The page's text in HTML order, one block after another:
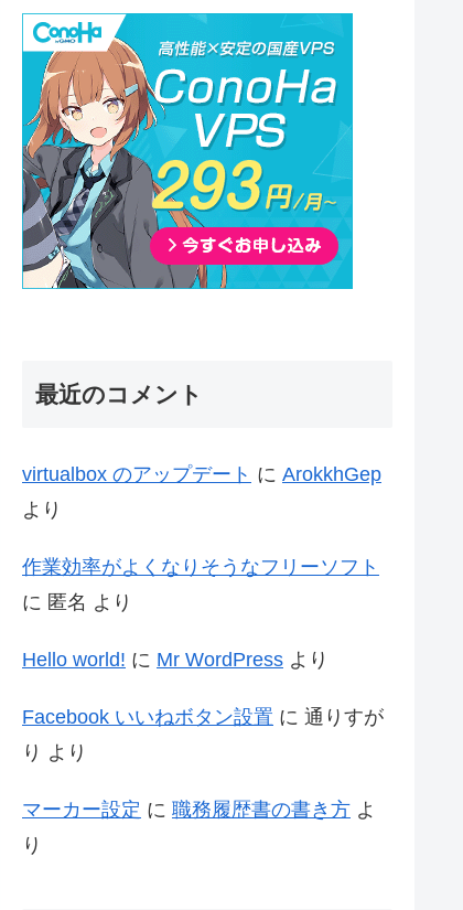
最近のコメント
virtualbox のアップデート に ArokkhGep
より
作業効率がよくなりそうなフリーソフト
に 匿名 より
Hello world! に Mr WordPress より
Facebook いいねボタン設置 に 通りすが
り より
マーカー設定 に 職務履歴書の書き方 よ
り